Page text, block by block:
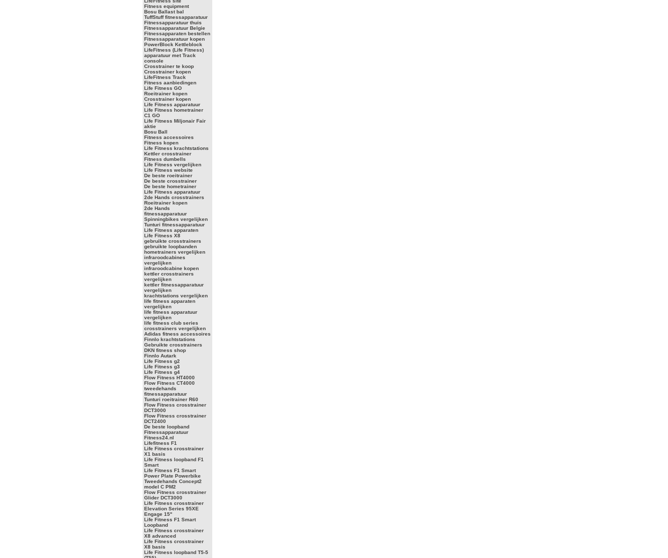
Fitness equipment
Bosu Ballast bal
TuffStuff fitnessapparatuur
Fitnessapparatuur thuis
Fitnessapparatuur Belgie
Fitnessapparaten bestellen
Fitnessapparatuur kopen
PowerBlock Kettleblock
LifeFitness (Life Fitness)
apparatuur met Track
console
Crosstrainer te koop
Crosstrainer kopen
LifeFitness Track
Fitness aanbiedingen
Life Fitness GO
Roeitrainer kopen
Crosstrainer kopen
Life Fitness apparatuur
Life Fitness hometrainer
C1 GO
Life Fitness Miljonair Fair
aktie
Bosu Ball
Fitness accessoires
Fitness kopen
Life Fitness krachtstations
Kettler crosstrainer
Fitness dumbells
Life Fitness vergelijken
Life Fitness website
De beste roeitrainer
De beste crosstrainer
De beste hometrainer
Life Fitness apparatuur
2de Hands crosstrainers
Roeitrainer kopen
2de Hands
fitnessapparatuur
Spinningbikes vergelijken
Tunturi fitnessapparatuur
Life Fitness apparaten
Life Fitness X8
gebruikte crosstrainers
gebruikte loopbanden
hometrainers vergelijken
infraroodcabines
vergelijken
infraroodcabine kopen
kettler crosstrainers
vergelijken
kettler fitnessapparatuur
vergelijken
krachtstations vergelijken
life fitness apparaten
vergelijken
life fitness apparatuur
vergelijken
life fitness club series
crosstrainers vergelijken
Adidas fitness accessoires
Finnlo krachtstations
Gebruikte crosstrainers
DKN fitness shop
Finnlo Autark
Life Fitness g2
Life Fitness g3
Life Fitness g4
Flow Fitness HT4000
Flow Fitness CT4000
tweedehands
fitnessapparatuur
Tunturi roeitrainer R60
Flow Fitness crosstrainer
DCT3000
Flow Fitness crosstrainer
DCT2400
De beste loopband
Fitnessapparatuur
Fitness24.nl
Lifefitness F1
Life Fitness crosstrainer
X1 basis
Life Fitness loopband F1
Smart
Life Fitness F1 Smart
Power Plate Powerbike
Tweedehands Concept2
model C PM2
Flow Fitness crosstrainer
Glider DCT3000
Life Fitness crosstrainer
Elevation Series 95XE
Engage 15"
Life Fitness F1 Smart
Loopband
Life Fitness crosstrainer
X8 advanced
Life Fitness crosstrainer
X8 basis
Life Fitness loopband T5-5